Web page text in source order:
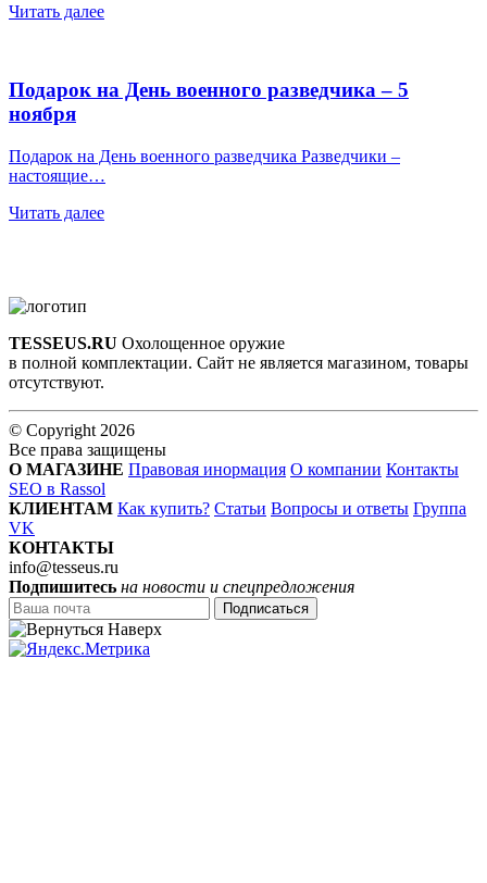
Читать далее
Подарок на День военного разведчика – 5
ноября
Подарок на День военного разведчика Разведчики –
настоящие…
Читать далее
TESSEUS.RU Охолощенное оружие
в полной комплектации. Сайт не является магазином, товары
отсутствуют.
© Copyright 2026
Все права защищены
О МАГАЗИНЕ Правовая инормация О компании Контакты
SEO в Rassol
КЛИЕНТАМ Как купить? Статьи Вопросы и ответы Группа
VK
КОНТАКТЫ
info@tesseus.ru
Подпишитесь на новости и спецпредложения
Подписаться